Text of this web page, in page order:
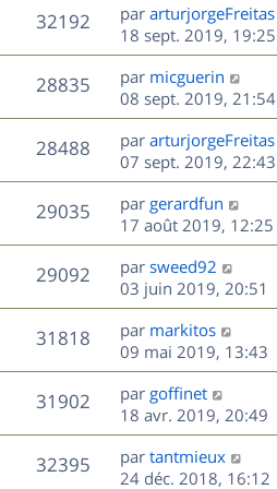
e
s
a
g
e
m
e
s
s
a
g
e
s
i
e
r
m
e
s
s
a
g
e
32192V
u
s
D
e
r
n
i
e
r
m
e
s
s
a
g
e
par arturjorgeFreitas
18 sept. 2019, 19:25
28835V
u
e
D
e
r
n
i
e
r
m
e
s
s
a
g
e
par micguerin
08 sept. 2019, 21:54
28488V
u
s
D
e
r
n
i
e
r
m
e
s
s
a
g
e
par arturjorgeFreitas
07 sept. 2019, 22:43
29035V
u
e
s
D
e
r
n
i
e
r
m
e
s
s
a
g
par gerardfun
17 août 2019, 12:25
29092V
u
e
s
D
e
r
n
i
e
r
m
e
s
s
par sweed92
03 juin 2019, 20:51
31818V
u
e
D
e
r
n
i
e
r
m
par markitos
09 mai 2019, 13:43
31902V
u
D
e
r
n
i
par goffinet
18 avr. 2019, 20:49
32395V
D
e
par tantmieux
24 déc. 2018, 16:12